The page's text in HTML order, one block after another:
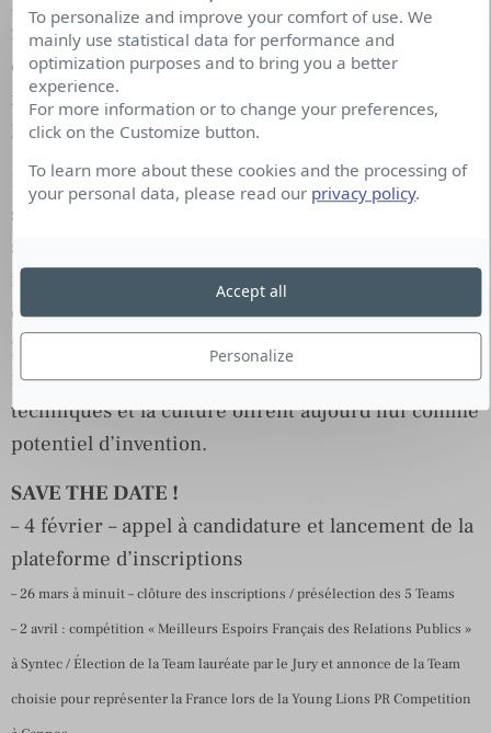
naissance de nouveaux concepts de
communication, la mise au point d’approches
inédites des publics pour optimiser l’émergence et
la préférence…
Les jeunes professionnels des Relations Publics
sont mis à l’honneur dans ce grand concours de
sélection et ce coaching : connectés, ouverts sur le
monde, zappeurs, imaginatifs, intégrateurs,
curateurs, nos jeunes PR ont toutes les capacités
pour restituer dans des dispositifs pensés et
réalisés avec talent, tout ce que le monde, les
techniques et la culture offrent aujourd’hui comme
potentiel d’invention.
SAVE THE DATE !
– 4 février – appel à candidature et lancement de la
plateforme d’inscriptions
– 26 mars à minuit – clôture des inscriptions / présélection des 5 Teams
– 2 avril : compétition « Meilleurs Espoirs Français des Relations Publics »
à Syntec / Élection de la Team lauréate par le Jury et annonce de la Team
choisie pour représenter la France lors de la Young Lions PR Competition
To personalize and improve your comfort of use. We
mainly use statistical data for performance and
optimization purposes and to bring you a better
experience.
For more information or to change your preferences,
click on the Customize button.
To learn more about these cookies and the processing of
your personal data, please read our privacy policy.
Personalize
Accept all